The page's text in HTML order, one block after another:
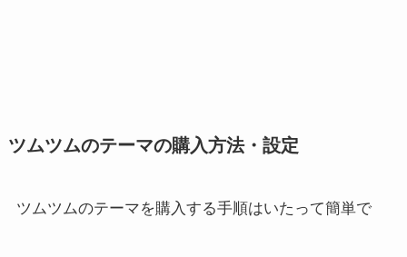
ツムツムのテーマの購入方法・設定
ツムツムのテーマを購入する手順はいたって簡単で